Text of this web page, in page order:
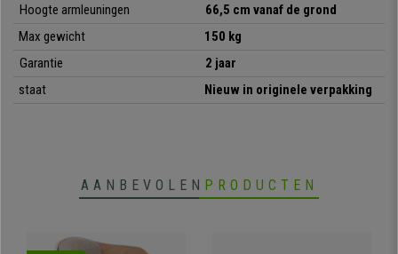
• Klassiek en exclusief ontwerp
• Zwarte metalen poten
• Zachte en comfortabele vulling
Hoogte armleuningen
66,5 cm vanaf de grond
Max gewicht
150 kg
Garantie
2 jaar
staat
Nieuw in originele verpakking
AANBEVOLEN PRODUCTEN